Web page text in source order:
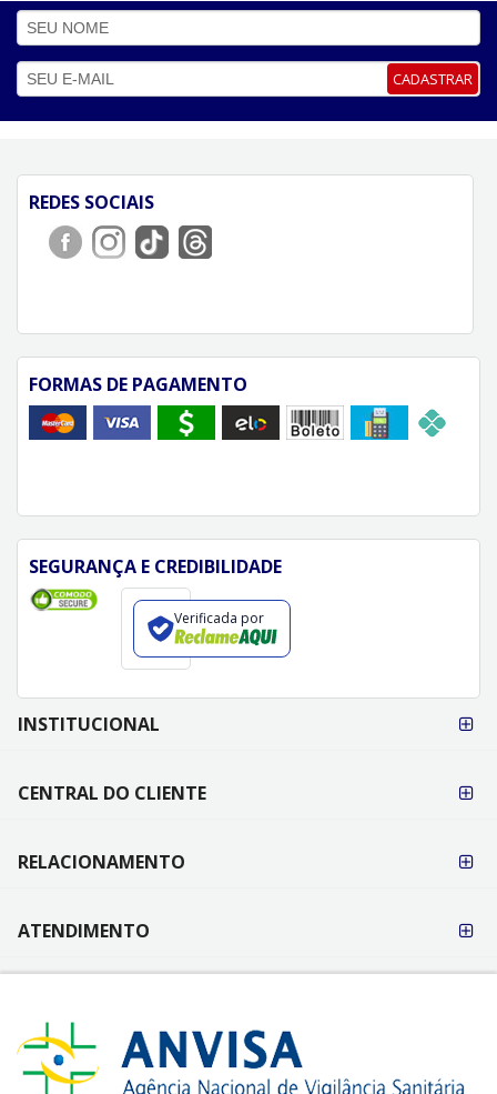
CADASTRAR
REDES SOCIAIS
FORMAS DE PAGAMENTO
SEGURANÇA E CREDIBILIDADE
Verificada por
FORMAS DE
PAGAMENTO
INSTITUCIONAL
CENTRAL DO CLIENTE
RELACIONAMENTO
ATENDIMENTO